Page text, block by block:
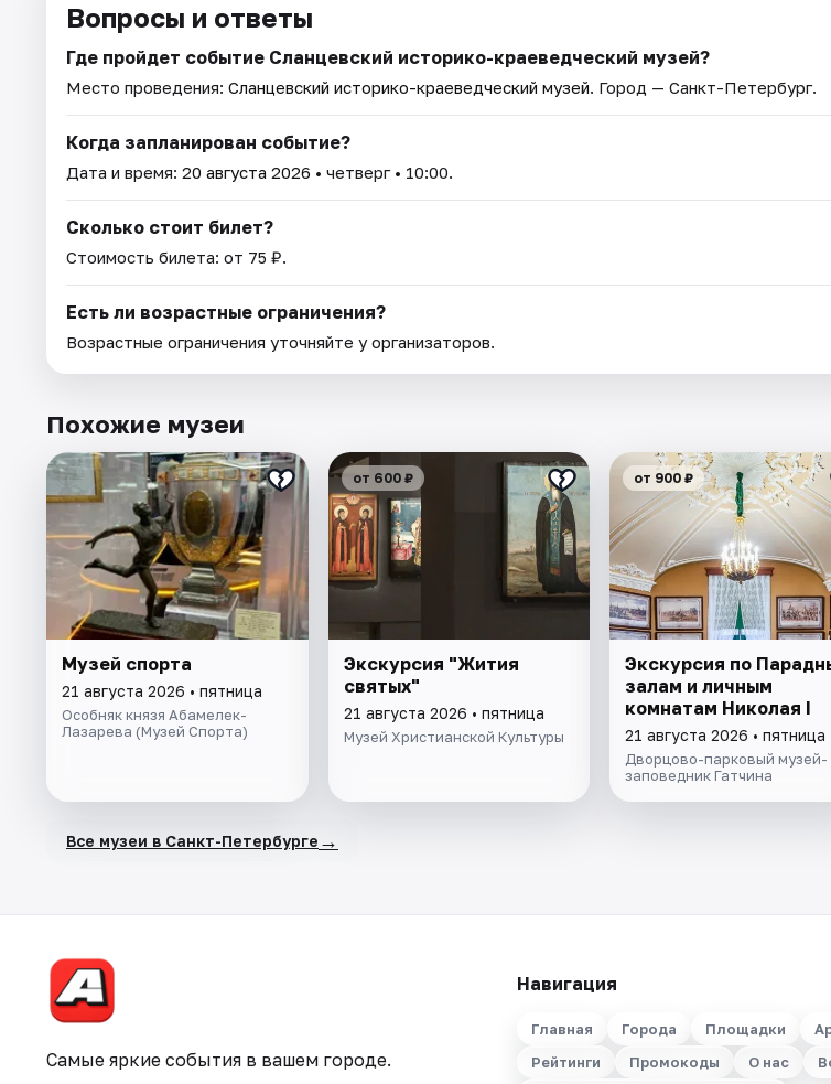
Вопросы и ответы
Где пройдет событие Сланцевский историко-краеведческий музей?
Место проведения: Сланцевский историко-краеведческий музей. Город — Санкт-Петербург.
Когда запланирован событие?
Дата и время: 20 августа 2026 • четверг • 10:00.
Сколько стоит билет?
Стоимость билета: от 75 ₽.
Есть ли возрастные ограничения?
Возрастные ограничения уточняйте у организаторов.
Похожие музеи
Музей спорта
21 августа 2026 • пятница
Особняк князя Абамелек-
Лазарева (Музей Спорта)
от 600 ₽
Экскурсия "Жития
святых"
21 августа 2026 • пятница
Музей Христианской Культуры
от 900 ₽
Экскурсия по
залам и личным
комнатам Николая I
21 августа 2026 • пятница
Дворцово-парковый музей-
заповедник Гатчина
Все музеи в Санкт-Петербурге →
Самые яркие события в вашем городе.
Навигация
Главная Города Площадки
Рейтинги
Промокоды О нас